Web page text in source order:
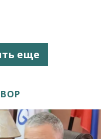
еще